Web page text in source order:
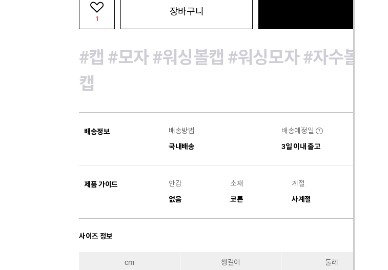
장바구니
1
#캡 #모자 #워싱볼캡 #워싱모자 #자수볼캡
캡
배송정보
배송방법
국내배송
배송예정일 ?
3일 이내 출고
제품 가이드
안감
없음
소재
코튼
계절
사계절
사이즈 정보
cm 챙길이 둘레